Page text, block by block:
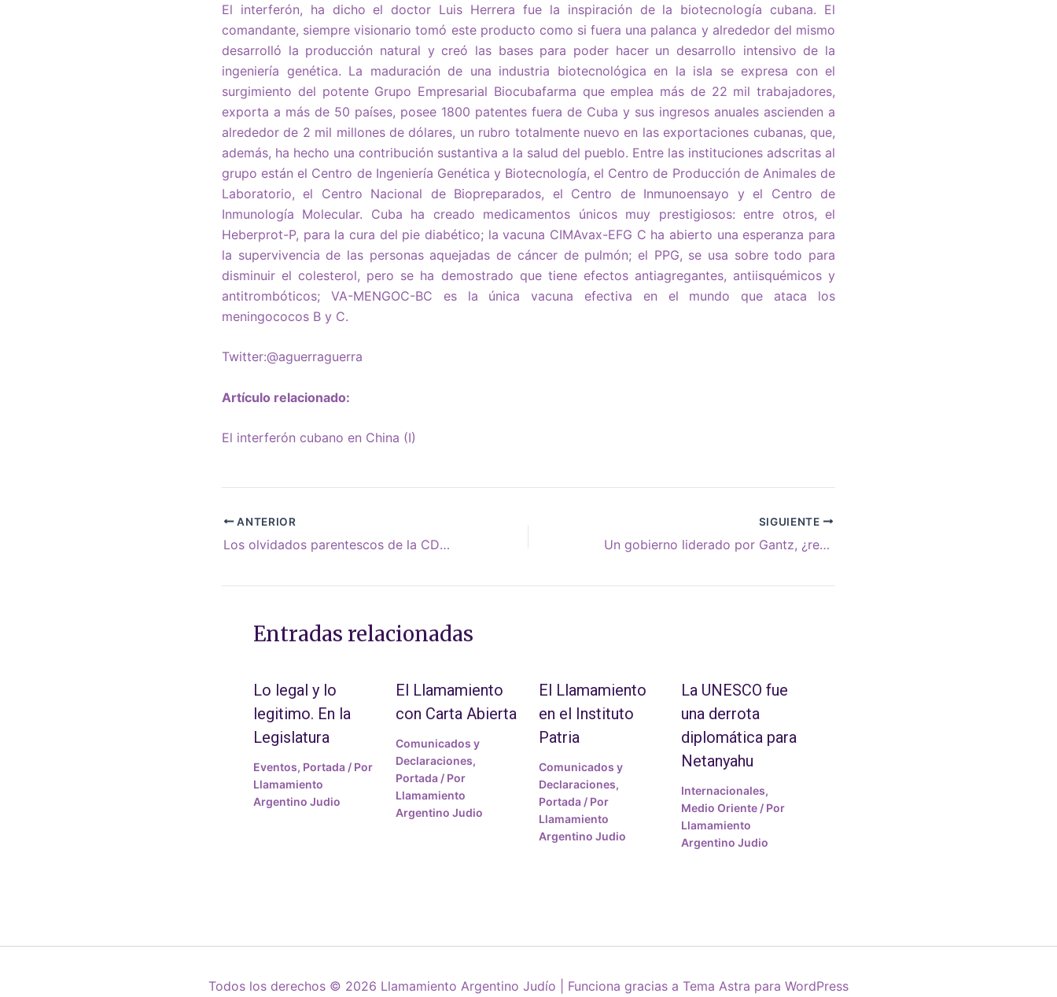
El interferón, ha dicho el doctor Luis Herrera fue la inspiración de la biotecnología cubana. El
comandante, siempre visionario tomó este producto como si fuera una palanca y alrededor del mismo
desarrolló la producción natural y creó las bases para poder hacer un desarrollo intensivo de la
ingeniería genética. La maduración de una industria biotecnológica en la isla se expresa con el
surgimiento del potente Grupo Empresarial Biocubafarma que emplea más de 22 mil trabajadores,
exporta a más de 50 países, posee 1800 patentes fuera de Cuba y sus ingresos anuales ascienden a
alrededor de 2 mil millones de dólares, un rubro totalmente nuevo en las exportaciones cubanas, que,
además, ha hecho una contribución sustantiva a la salud del pueblo. Entre las instituciones adscritas al
grupo están el Centro de Ingeniería Genética y Biotecnología, el Centro de Producción de Animales de
Laboratorio, el Centro Nacional de Biopreparados, el Centro de Inmunoensayo y el Centro de
Inmunología Molecular. Cuba ha creado medicamentos únicos muy prestigiosos: entre otros, el
Heberprot-P, para la cura del pie diabético; la vacuna CIMAvax-EFG C ha abierto una esperanza para
la supervivencia de las personas aquejadas de cáncer de pulmón; el PPG, se usa sobre todo para
disminuir el colesterol, pero se ha demostrado que tiene efectos antiagregantes, antiisquémicos y
antitrombóticos; VA-MENGOC-BC es la única vacuna efectiva en el mundo que ataca los
meningococos B y C.
Twitter:@aguerraguerra
Artículo relacionado:
El interferón cubano en China (I)
ANTERIOR
Los olvidados parentescos de la CDU alemana
SIGUIENTE
Un gobierno liderado por Gantz, ¿receta para la reconciliación judío-árabe?
Entradas relacionadas
Lo legal y lo
legitimo. En la
Legislatura
Eventos, Portada / Por
Llamamiento
Argentino Judio
El Llamamiento
con Carta Abierta
Comunicados y
Declaraciones,
Portada / Por
Llamamiento
Argentino Judio
El Llamamiento
en el Instituto
Patria
Comunicados y
Declaraciones,
Portada/ Por
Llamamiento
Argentino Judio
La UNESCO fue
una derrota
diplomática para
Netanyahu
Internacionales,
Medio Oriente/ Por
Llamamiento
Argentino Judio
Todos los derechos © 2026 Llamamiento Argentino Judío | Funciona gracias a Tema Astra para WordPress